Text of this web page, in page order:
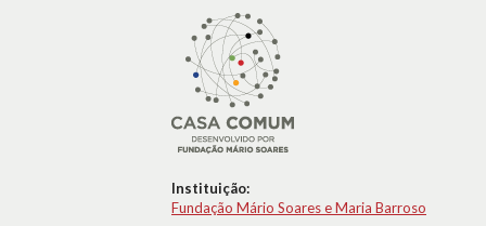
Instituição:
Fundação Mário Soares e Maria Barroso